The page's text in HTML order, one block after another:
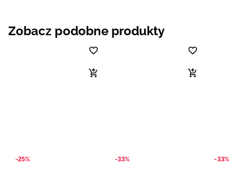
Zobacz podobne produkty
-25% -33% -33%